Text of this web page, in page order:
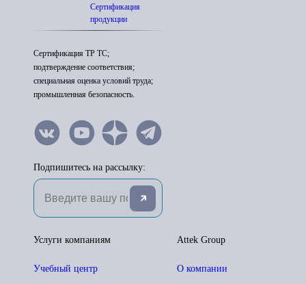
Сертификация
продукции
Сертификация ТР ТС;
подтверждение соответствия;
специальная оценка условий труда;
промышленная безопасность.
Подпишитесь на рассылку:
Attek Group
О компании
Услуги компаниям
Учебный центр